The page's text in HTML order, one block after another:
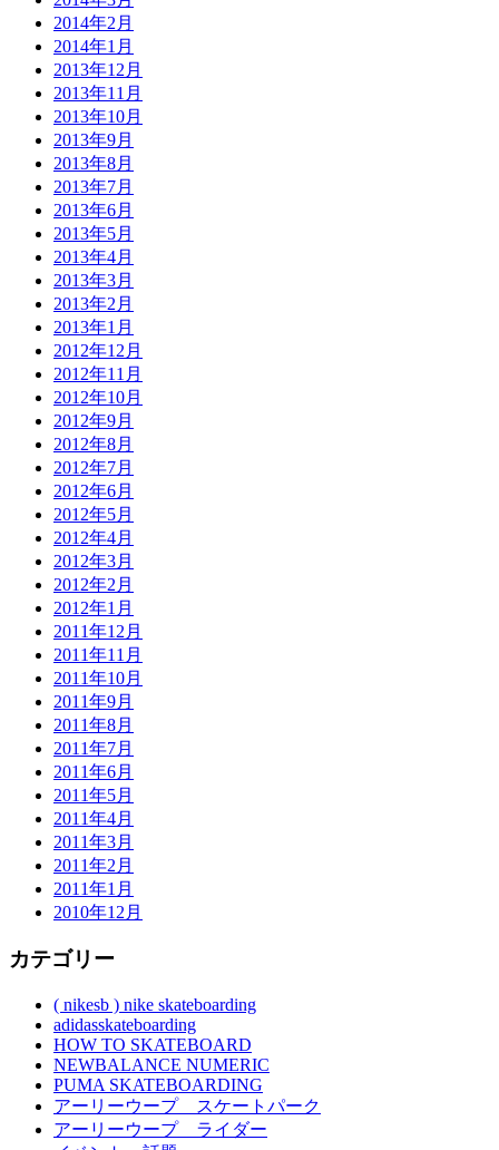
2014年2月
2014年1月
2013年12月
2013年11月
2013年10月
2013年9月
2013年8月
2013年7月
2013年6月
2013年5月
2013年4月
2013年3月
2013年2月
2013年1月
2012年12月
2012年11月
2012年10月
2012年9月
2012年8月
2012年7月
2012年6月
2012年5月
2012年4月
2012年3月
2012年2月
2012年1月
2011年12月
2011年11月
2011年10月
2011年9月
2011年8月
2011年7月
2011年6月
2011年5月
2011年4月
2011年3月
2011年2月
2011年1月
2010年12月
カテゴリー
( nikesb ) nike skateboarding
adidasskateboarding
HOW TO SKATEBOARD
NEWBALANCE NUMERIC
PUMA SKATEBOARDING
アーリーウープ スケートパーク
アーリーウープ ライダー